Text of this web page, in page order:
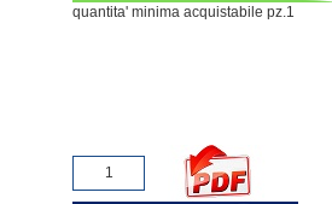
quantita' minima acquistabile pz.1